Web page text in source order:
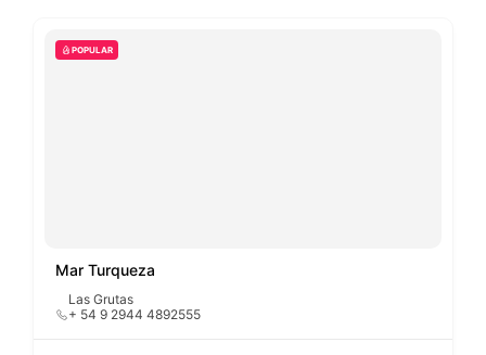
POPULAR
Mar Turqueza
Las Grutas
+ 54 9 2944 4892555